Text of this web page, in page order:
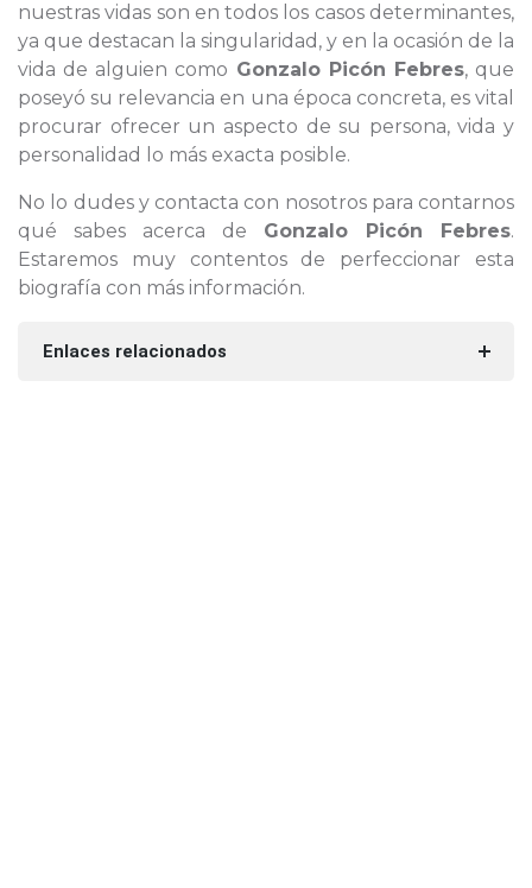
nuestras vidas son en todos los casos determinantes,
ya que destacan la singularidad, y en la ocasión de la
vida de alguien como Gonzalo Picón Febres, que
poseyó su relevancia en una época concreta, es vital
procurar ofrecer un aspecto de su persona, vida y
personalidad lo más exacta posible.
No lo dudes y contacta con nosotros para contarnos
qué sabes acerca de Gonzalo Picón Febres.
Estaremos muy contentos de perfeccionar esta
biografía con más información.
Enlaces relacionados